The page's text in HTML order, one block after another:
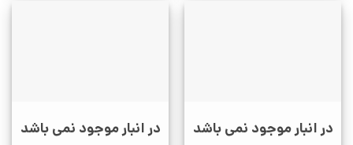
در انبار موجود نمی باشد در انبار موجود نمی باشد